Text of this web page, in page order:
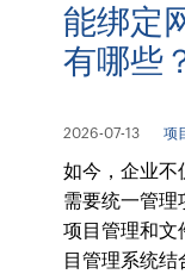
能绑定
有哪些
2026-07-13 项
如今，企业不
需要统一管理
项目管理和文
目管理系统